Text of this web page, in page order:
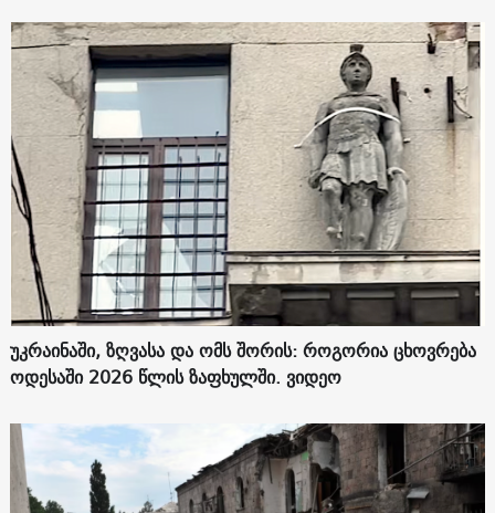
უკრაინაში, ზღვასა და ომს შორის: როგორია ცხოვრება
ოდესაში 2026 წლის ზაფხულში. ვიდეო